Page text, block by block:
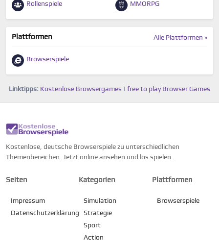
Rollenspiele MMORPG
Alle Plattformen »
Plattformen
Browserspiele
Linktipps: Kostenlose Browsergames free to play Browser Games
Kostenlose, deutsche Browserspiele zu unterschiedlichen
Themenbereichen. Jetzt online ansehen und los spielen.
Seiten
Impressum
Datenschutzerklärung
Kategorien
Simulation
Strategie
Sport
Action
Plattformen
Browserspiele